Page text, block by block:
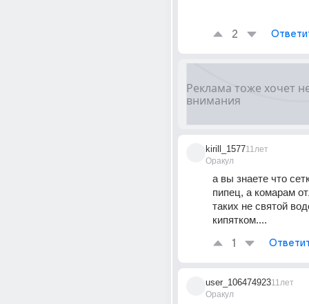
2
kirill_1577
Оракул
11лет
а вы знаете что
пипец, а комарам
таких не святой
кипятком....
1
user_106474923
Оракул
11лет